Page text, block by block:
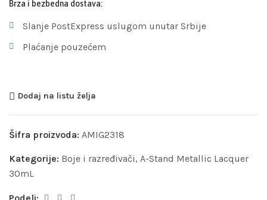
Brza i bezbedna dostava:
Slanje PostExpress uslugom unutar Srbije
Plaćanje pouzećem
Dodaj na listu želja
Šifra proizvoda: AMIG2318
Kategorije: Boje i razređivači, A-Stand Metallic Lacquer
30mL